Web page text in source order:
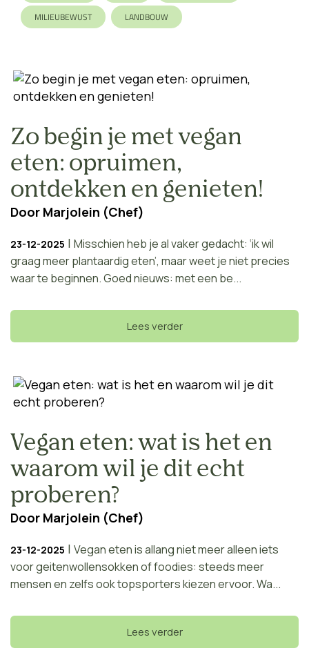
MILIEUBEWUST
LANDBOUW
Zo begin je met vegan
eten: opruimen,
ontdekken en genieten!
Door Marjolein (Chef)
23-12-2025 | Misschien heb je al vaker gedacht: ‘ik wil
graag meer plantaardig eten’, maar weet je niet precies
waar te beginnen. Goed nieuws: met een be...
Lees verder
Vegan eten: wat is het en
waarom wil je dit echt
proberen?
Door Marjolein (Chef)
23-12-2025 | Vegan eten is allang niet meer alleen iets
voor geitenwollensokken of foodies: steeds meer
mensen en zelfs ook topsporters kiezen ervoor. Wa...
Lees verder